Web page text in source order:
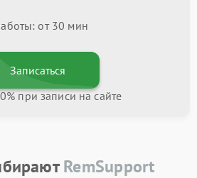
от 30 мин
Записаться
при записи на сайте
RemSupport